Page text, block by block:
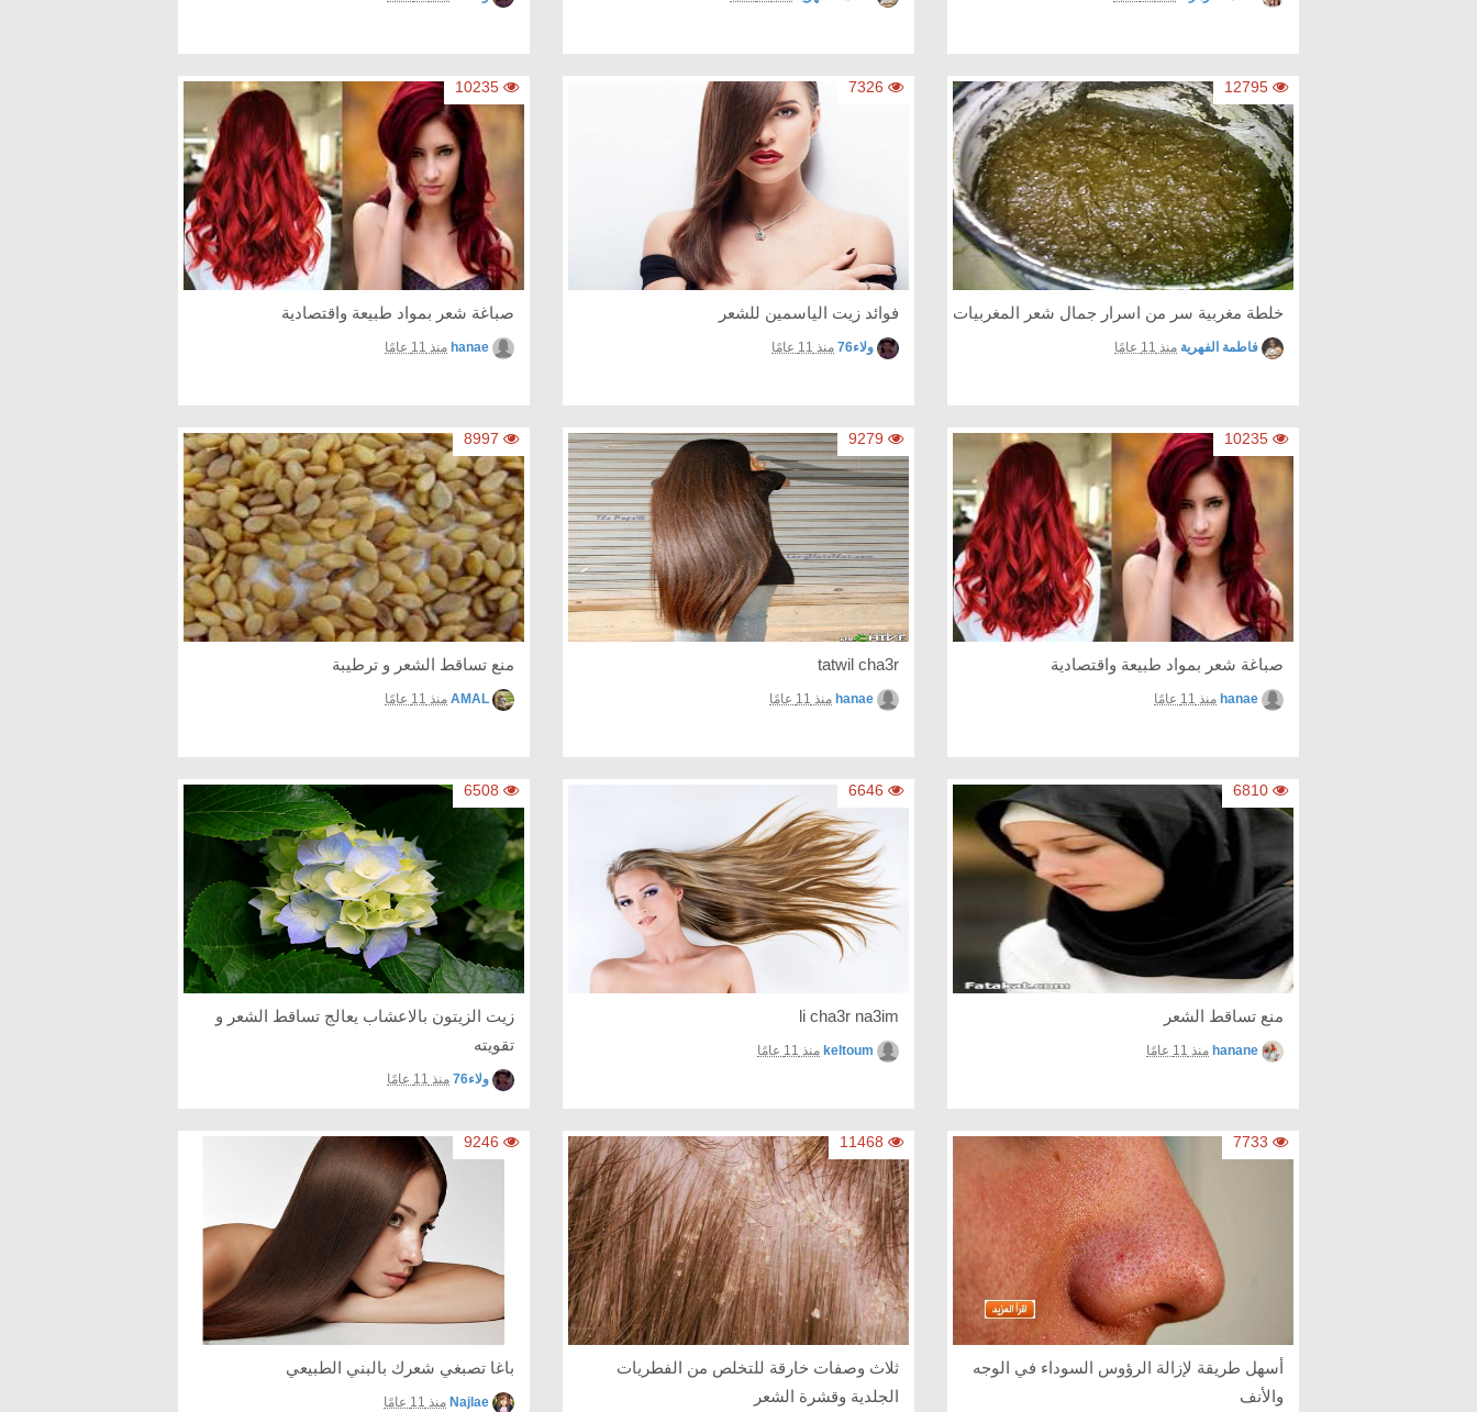
خلطة مغربية سر من اسرار جمال شعر المغربيات
فاطمة الفهرية منذ 11 عامًا
فوائد زيت الياسمين للشعر
ولاء76 منذ 11 عامًا
صباغة شعر بمواد طبيعة واقتصادية
hanae منذ 11 عامًا
صباغة شعر بمواد طبيعة واقتصادية
hanae منذ 11 عامًا
tatwil cha3r
hanae منذ 11 عامًا
منع تساقط الشعر و ترطيبة
AMAL منذ 11 عامًا
منع تساقط الشعر
hanane منذ 11 عامًا
li cha3r na3im
keltoum منذ 11 عامًا
زيت الزيتون بالاعشاب يعالج تساقط الشعر و
تقويته
ولاء76 منذ 11 عامًا
أسهل طريقة لإزالة الرؤوس السوداء في الوجه
والأنف
ثلاث وصفات خارقة للتخلص من الفطريات
الجلدية وقشرة الشعر
باغا تصبغي شعرك بالبني الطبيعي
Najlae منذ 11 عامًا